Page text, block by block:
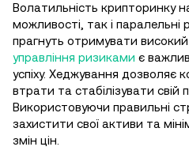
Волатильність крипторинку
можливості, так і
прагнуть отримувати високий
управління ризиками є
успіху. Хеджування дозволяє
втрати та стабілізувати свій
Використовуючи правильні
захистити свої активи та
змін цін.